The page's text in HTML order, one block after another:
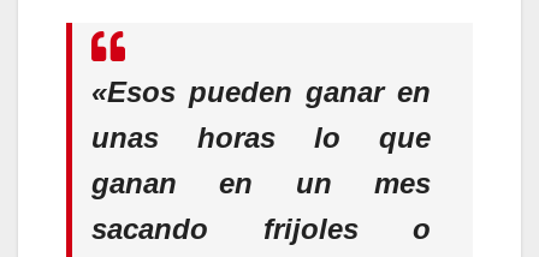
«Esos pueden ganar en
unas horas lo que
ganan en un mes
sacando frijoles o